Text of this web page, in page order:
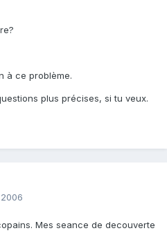
à ce problème.
plus précises, si tu veux.
Mes seance de decouverte